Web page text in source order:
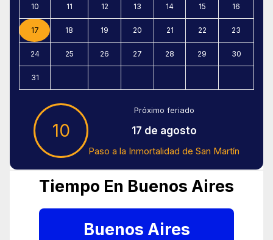
10 11 12 13 14 15 16
17 18 19 20 21 22 23
24 25 26 27 28 29 30
31
10
Próximo feriado
17 de agosto
Paso a la Inmortalidad de San Martín
Tiempo En Buenos Aires
Buenos Aires